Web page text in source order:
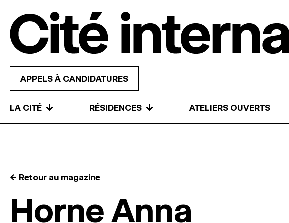
APPELS À CANDIDATURES
LA CITÉ ↓ RÉSIDENCES ↓ ATELIERS OUVERTS
← Retour au magazine
Horne Anna